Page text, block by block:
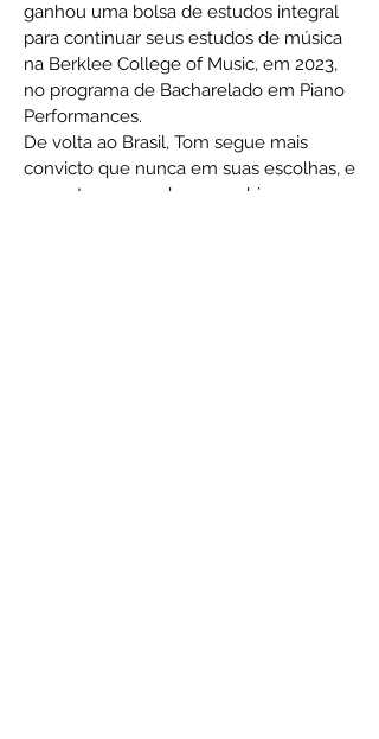
ganhou uma bolsa de estudos integral
para continuar seus estudos de música
na Berklee College of Music, em 2023,
no programa de Bacharelado em Piano
Performances.
De volta ao Brasil, Tom segue mais
convicto que nunca em suas escolhas, e
se sente preparado para subir aos